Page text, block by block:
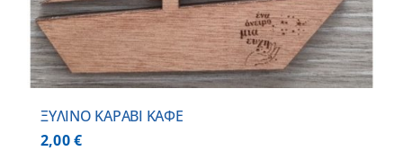
ΞΥΛΙΝΟ ΚΑΡΑΒΙ ΚΑΦΕ
2,00€